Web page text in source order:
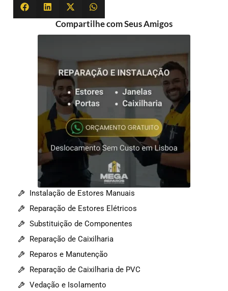
Compartilhe com Seus Amigos
Instalação de Estores Manuais
Reparação de Estores Elétricos
Substituição de Componentes
Reparação de Caixilharia
Reparos e Manutenção
Reparação de Caixilharia de PVC
Vedação e Isolamento